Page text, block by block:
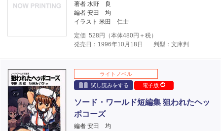
著者 水野 良
編者 安田 均
イラスト 米田 仁士
定価 528 円（本体480円＋税）
発売日：1996年10月18日
判型：文庫判
ライトノベル
試し読みをする
電子版
ソード・ワールド短編集 狙われたヘッ
ポコーズ
編者 安田 均